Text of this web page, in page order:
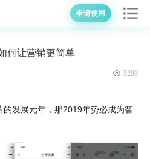
申请使用
何让营销更简单
5299
发展元年，那2019年势必成为智